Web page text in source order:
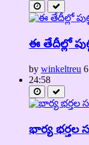
ఈ తేదీల్లో
by winkeltreu
24:58
భార్య భర్తల